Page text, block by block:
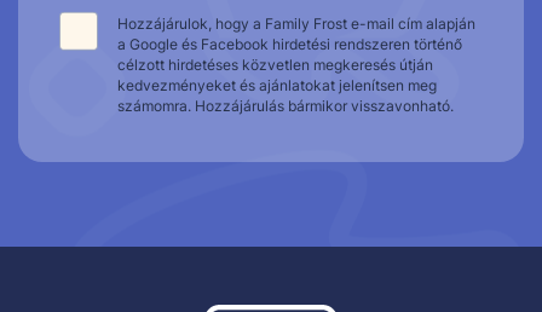
Hozzájárulok, hogy a Family Frost e-mail cím alapján
a Google és Facebook hirdetési rendszeren történő
célzott hirdetéses közvetlen megkeresés útján
kedvezményeket és ajánlatokat jelenítsen meg
számomra. Hozzájárulás bármikor visszavonható.